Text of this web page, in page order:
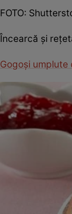
FOTO:
Încearcă şi
Gogoşi umplute